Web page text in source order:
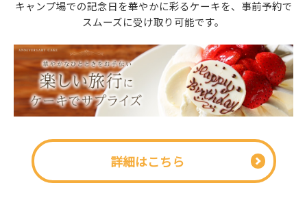
キャンプ場での記念日を華やかに彩るケーキを、事前予約で
スムーズに受け取り可能です。
詳細はこちら